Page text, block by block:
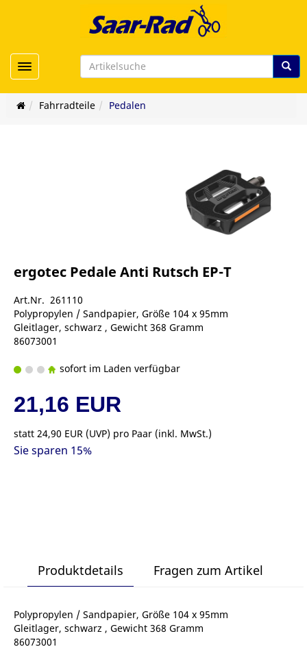
Toggle navigation
Fahrradteile Pedalen
ergotec Pedale Anti Rutsch EP-T
Art.Nr. 261110
Polypropylen / Sandpapier, Größe 104 x 95mm
Gleitlager, schwarz , Gewicht 368 Gramm
86073001
sofort im Laden verfügbar
21,16 EUR
statt 24,90 EUR (UVP) pro Paar (inkl. MwSt.)
Sie sparen 15%
Produktdetails Fragen zum Artikel
Polypropylen / Sandpapier, Größe 104 x 95mm
Gleitlager, schwarz , Gewicht 368 Gramm
86073001